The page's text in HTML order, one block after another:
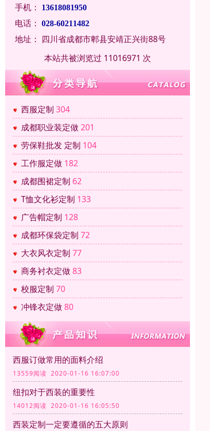
手机：
13618081950
电话： 028-60211482
地址： 四川省成都市郫县安靖正兴街88号
本站共被浏览过 11016971 次
西服定制 304
成都职业装定做201
劳保鞋批发 定制 104
工作服定做 182
成都围裙定制 62
T恤文化衫定制 133
广告帽定制 128
成都环保袋定制 72
大衣风衣定制 77
商务衬衣定做83
校服定制 70
冲锋衣定做80
西服订做常用的面料介绍
13559阅读 2020-01-16 16:07:00
纽扣对于西装的重要性
14012阅读 2020-01-16 16:05:50
西装定制一定要遵循的五大原则